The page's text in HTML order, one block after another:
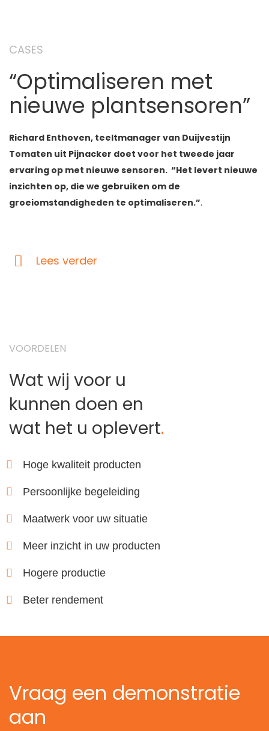
CASES
“Optimaliseren met
nieuwe plantsensoren”
Richard Enthoven, teeltmanager van Duijvestijn
Tomaten uit Pijnacker doet voor het tweede jaar
ervaring op met nieuwe sensoren. “Het levert nieuwe
inzichten op, die we gebruiken om de
groeiomstandigheden te optimaliseren.”.
Lees verder
VOORDELEN
Wat wij voor u
kunnen doen en
wat het u oplevert.
Hoge kwaliteit producten
Persoonlijke begeleiding
Maatwerk voor uw situatie
Meer inzicht in uw producten
Hogere productie
Beter rendement
Vraag een demonstratie
aan